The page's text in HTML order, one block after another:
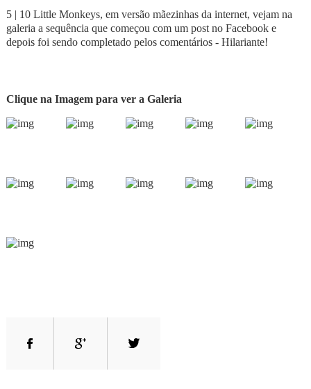
5 | 10 Little Monkeys, em versão mãezinhas da internet, vejam na
galeria a sequência que começou com um post no Facebook e
depois foi sendo completado pelos comentários - Hilariante!
Clique na Imagem para ver a Galeria